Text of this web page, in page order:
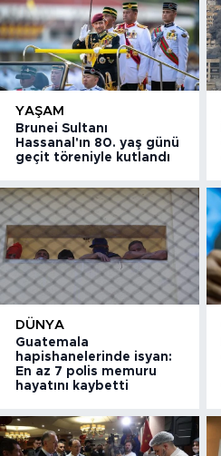
YAŞAM
Brunei Sultanı
Hassanal'ın 80. yaş günü
geçit töreniyle kutlandı
DÜNYA
Guatemala
hapishanelerinde isyan:
En az 7 polis memuru
hayatını kaybetti